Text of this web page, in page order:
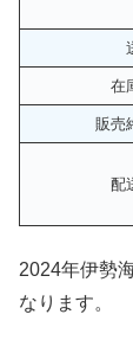
在
販売
配
2024年伊勢
なります。